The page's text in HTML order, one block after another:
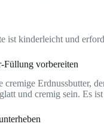
ist kinderleicht und
Füllung vorbereiten
cremige Erdnussbutter,
und cremig sein. Es